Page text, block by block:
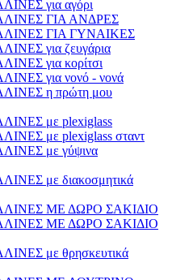
για αγόρι
ΓΙΑ ΑΝΔΡΕΣ
ΓΙΑ ΓΥΝΑΙΚΕΣ
για ζευγάρια
για κορίτσι
για νονό - νονά
η πρώτη μου
με plexiglass
με plexiglass σταντ
με γύψινα
με διακοσμητικά
ΜΕ ΔΩΡΟ ΣΑΚΙΔΙΟ
ΜΕ ΔΩΡΟ ΣΑΚΙΔΙΟ
με θρησκευτικά